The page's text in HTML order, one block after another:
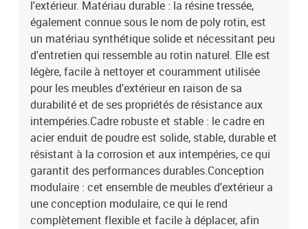
d'extérieur restent beaux, nous vous recommandons de les
protéger avec une housse imperméable.Capacité de charge
maximale (par siège) : 110 kgRésistance aux UVAssemblage
requis : ouiSiège d'angle :Couleur : noirMatériau : résine tressée,
acier enduit de poudreDimensions : 63 x 63 x 57,5 cm (l x P x
H)Dimension du siège : 55 x 55 cm (l x P)Hauteur du siège à partir
du sol : 31 cmSiège central :Couleur : noirMatériau : résine tressée,
acier enduit de poudreDimensions : 63 x 63 x 57,5 cm (l x P x
H)Taille du siège : 63 x 55 cm (l x P)Hauteur du siège à partir du sol
: 31 cmPieds réglablesTable basse:Couleur : noirMatériau : résine
tressée, acier enduit de poudre, verre trempéDimensions : 78 x 53 x
29,5 cm (l x P x H)Épaisseur du verre : 4 mmPieds
réglablesCoussin :Couleur : noirMatériau de la couverture : tissu
(100 % polyester)Matériau de remplissage du coussin de siège :
mousseMatériau de remplissage du coussin de dossier : fibre de
cotonDimensions du coussin de siège : 55/63 x 55 x 3 cm (l x P x
l'extérieur. Matériau durable : la résine tressée,
également connue sous le nom de poly rotin, est
un matériau synthétique solide et nécessitant peu
d'entretien qui ressemble au rotin naturel. Elle est
légère, facile à nettoyer et couramment utilisée
pour les meubles d'extérieur en raison de sa
durabilité et de ses propriétés de résistance aux
intempéries.Cadre robuste et stable : le cadre en
acier enduit de poudre est solide, stable, durable et
résistant à la corrosion et aux intempéries, ce qui
garantit des performances durables.Conception
modulaire : cet ensemble de meubles d'extérieur a
une conception modulaire, ce qui le rend
complètement flexible et facile à déplacer, afin